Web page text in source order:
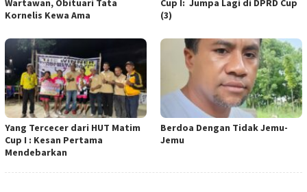
Wartawan, Obituari Tata
Kornelis Kewa Ama
Cup I: Jumpa Lagi di DPRD Cup
(3)
Yang Tercecer dari HUT Matim
Cup I : Kesan Pertama
Mendebarkan
Berdoa Dengan Tidak Jemu-
Jemu